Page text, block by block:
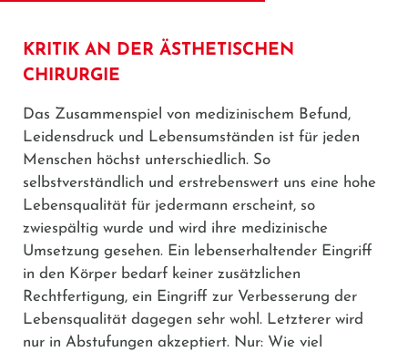
KRITIK AN DER ÄSTHETISCHEN
CHIRURGIE
Das Zusammenspiel von medizinischem Befund,
Leidensdruck und Lebensumständen ist für jeden
Menschen höchst unterschiedlich. So
selbstverständlich und erstrebenswert uns eine hohe
Lebensqualität für jedermann erscheint, so
zwiespältig wurde und wird ihre medizinische
Umsetzung gesehen. Ein lebenserhaltender Eingriff
in den Körper bedarf keiner zusätzlichen
Rechtfertigung, ein Eingriff zur Verbesserung der
Lebensqualität dagegen sehr wohl. Letzterer wird
nur in Abstufungen akzeptiert. Nur: Wie viel